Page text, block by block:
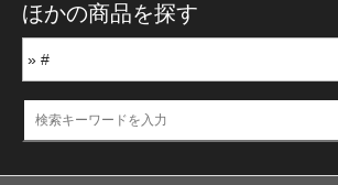
ほかの商品を探す